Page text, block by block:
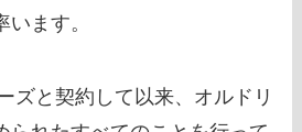
ます。
ズと契約して以来、オルドリ